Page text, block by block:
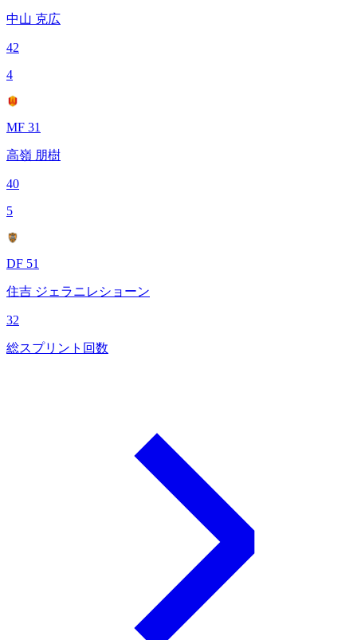
中山 克広
42
4
MF 31
高嶺 朋樹
40
5
DF 51
住吉 ジェラニレショーン
32
総スプリント回数